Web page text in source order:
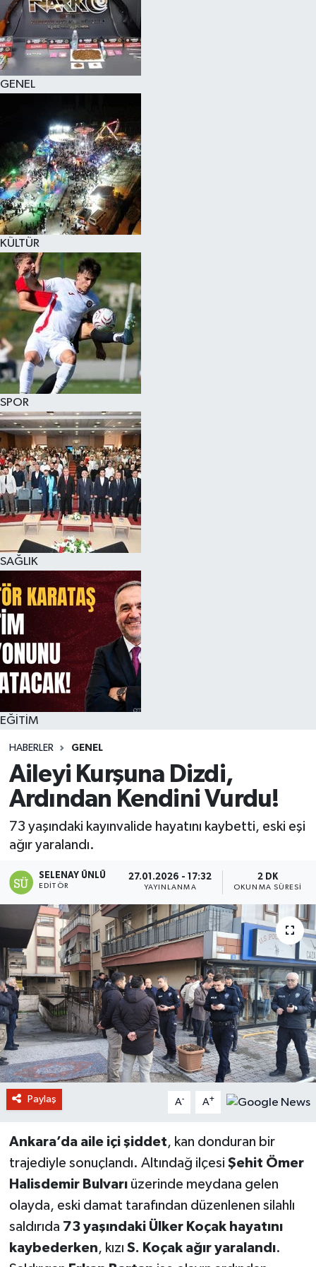
GENEL
KÜLTÜR
SPOR
SAĞLIK
EĞİTİM
HABERLER GENEL
Aileyi Kurşuna Dizdi,
Ardından Kendini Vurdu!
73 yaşındaki kayınvalide hayatını kaybetti, eski eşi
ağır yaralandı.
SELENAY ÜNLÜ
EDITÖR
27.01.2026 - 17:32
YAYINLANMA
2 DK
OKUNMA SÜRESI
Paylaş A- A+
Ankara’da aile içi şiddet, kan donduran bir
trajediyle sonuçlandı. Altındağ ilçesi Şehit Ömer
Halisdemir Bulvarıüzerinde meydana gelen
olayda, eski damat tarafından düzenlenen silahlı
saldırıda 73 yaşındaki Ülker Koçak hayatını
kaybederken, kızı S. Koçak ağır yaralandı.
KÜLTÜR SANAT
MAGAZİN
SAĞLIK
SİYASET
SPOR
TEKNOLOJİ
VİZYONDAKİLER
YAŞAM